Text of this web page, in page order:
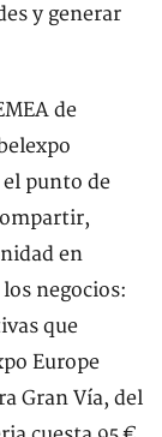
y generar
de
el punto de
en
negocios:
que
Europe
Gran Vía, del